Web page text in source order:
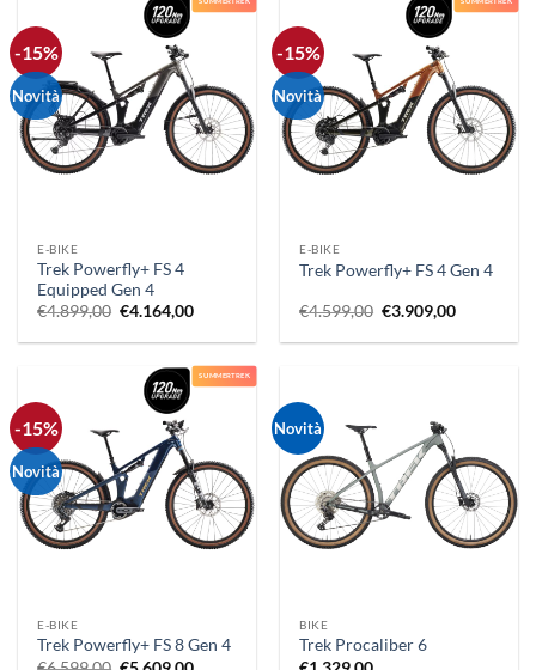
-15%
Novità
E-BIKE
Trek Powerfly+ FS 4
Equipped Gen 4
€4.899,00 Il
originale
€4.899,00.
€4.164,00Il
attuale
€4.164,00.
-15%
Novità
E-BIKE
Trek Powerfly+ FS 4 Gen 4
€4.599,00 Il
originale
€3.909,00Il
attuale
SUMMERTREK
-15%
Novità
E-BIKE
Trek Powerfly+ FS 8 Gen 4
Il
Il
Novità
BIKE
Trek Procaliber 6